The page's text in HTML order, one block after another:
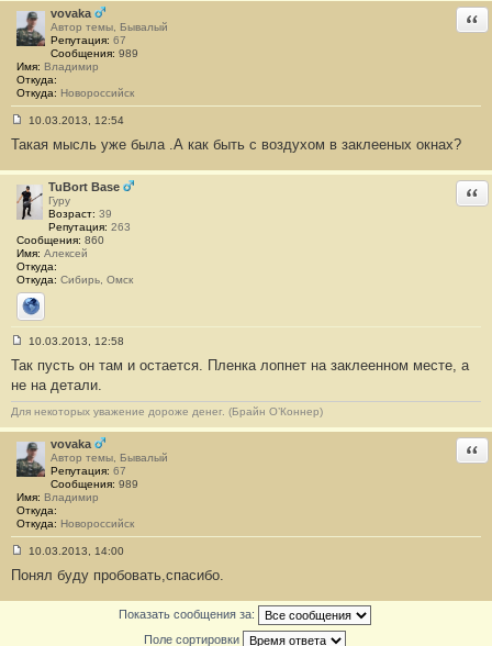
vovaka
Автор темы, Бывалый
Репутация: 67
Сообщения: 989
Имя: Владимир
Откуда:
Откуда: Новороссийск
о
б
щ
е
н
и
е
#
3
10.03.2013, 12:54
Такая мысль уже была .А как быть с воздухом в заклееных окнах?
TuBort Base
Гуру
Возраст: 39
Репутация: 263
Сообщения: 860
Имя: Алексей
Откуда:
Откуда: Сибирь, Омск
Сайт
о
б
щ
е
н
и
е
#
10.03.2013, 12:58
Так пусть он там и остается. Пленка лопнет на заклеенном месте, а
не на детали.
Для некоторых уважение дороже денег. (Брайн О’Коннер)
vovaka
Автор темы, Бывалый
Репутация: 67
Сообщения: 989
Имя: Владимир
Откуда:
Откуда: Новороссийск
о
б
10.03.2013, 14:00
Понял буду пробовать,спасибо.
Показать сообщения за:
Поле сортировки